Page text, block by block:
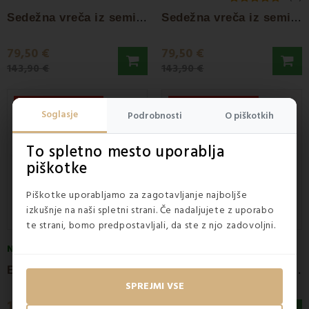
Soglasje Podrobnosti O piškotkih
To spletno mesto uporablja
piškotke
Piškotke uporabljamo za zagotavljanje najboljše
izkušnje na naši spletni strani. Če nadaljujete z uporabo
te strani, bomo predpostavljali, da ste z njo zadovoljni.
SPREJMI VSE
S
edežna vreča iz semiša žoga zelena EMI
79,50 €
S
edežna vreča iz semiša žoga oranžna EMI
79,50 €
NA ZALOGI
B
lazina vreča za sedenje oranžna EMI Bela rdeča nogometna žoga EMI